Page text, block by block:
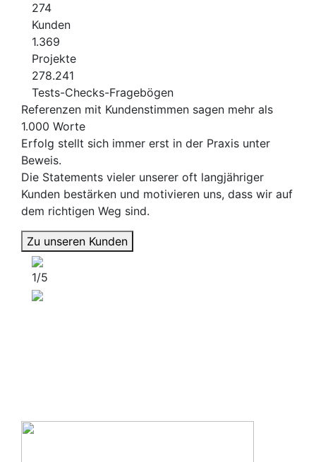
274
Kunden
1.369
Projekte
278.241
Tests-Checks-Fragebögen
Referenzen mit Kundenstimmen sagen mehr als
1.000 Worte
Erfolg stellt sich immer erst in der Praxis unter
Beweis.
Die Statements vieler unserer oft langjähriger
Kunden bestärken und motivieren uns, dass wir auf
dem richtigen Weg sind.
Zu unseren Kunden
1/5